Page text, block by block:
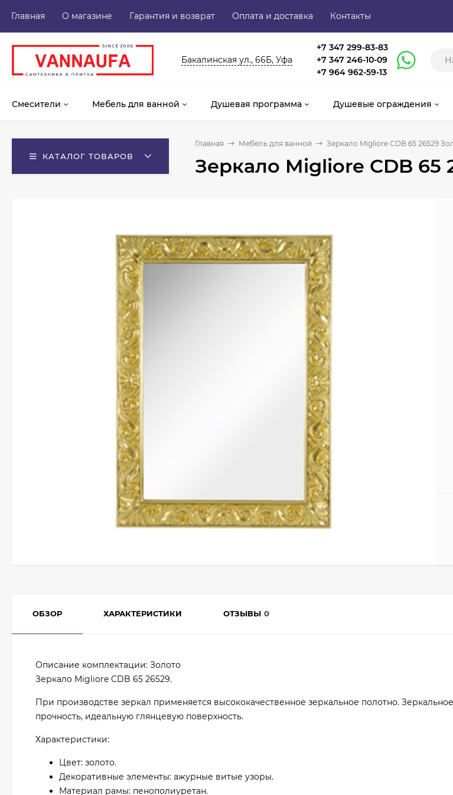
Главная О магазине Гарантия и возврат Оплата и доставка Контакты
Бакалинская ул., 66Б, Уфа
+7 347 299-83-83
+7 347 246-10-09
+7 964 962-59-13
Смесители Мебель для ванной Душевая программа Душевые ограждения
КАТАЛОГ ТОВАРОВ
Главная Мебель для ванной Зеркало Migliore CDB 65 26529
Зеркало Migliore CDB 65
ОБЗОР ХАРАКТЕРИСТИКИ ОТЗЫВЫ 0
Описание комплектации: Золото
Зеркало Migliore CDB 65 26529.
При производстве зеркал применяется высококачественное зеркальное полотно.
прочность, идеальную глянцевую поверхность.
Характеристики:
Цвет: золото.
Декоративные элементы: ажурные витые узоры.
Материал рамы: пенополиуретан.